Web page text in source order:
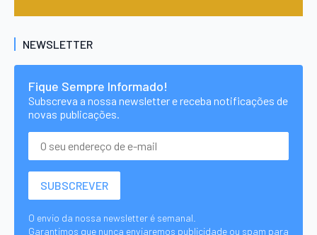
NEWSLETTER
Fique Sempre Informado!
Subscreva a nossa newsletter e receba notificações de
novas publicações.
O envio da nossa newsletter é semanal.
Garantimos que nunca enviaremos publicidade ou spam para